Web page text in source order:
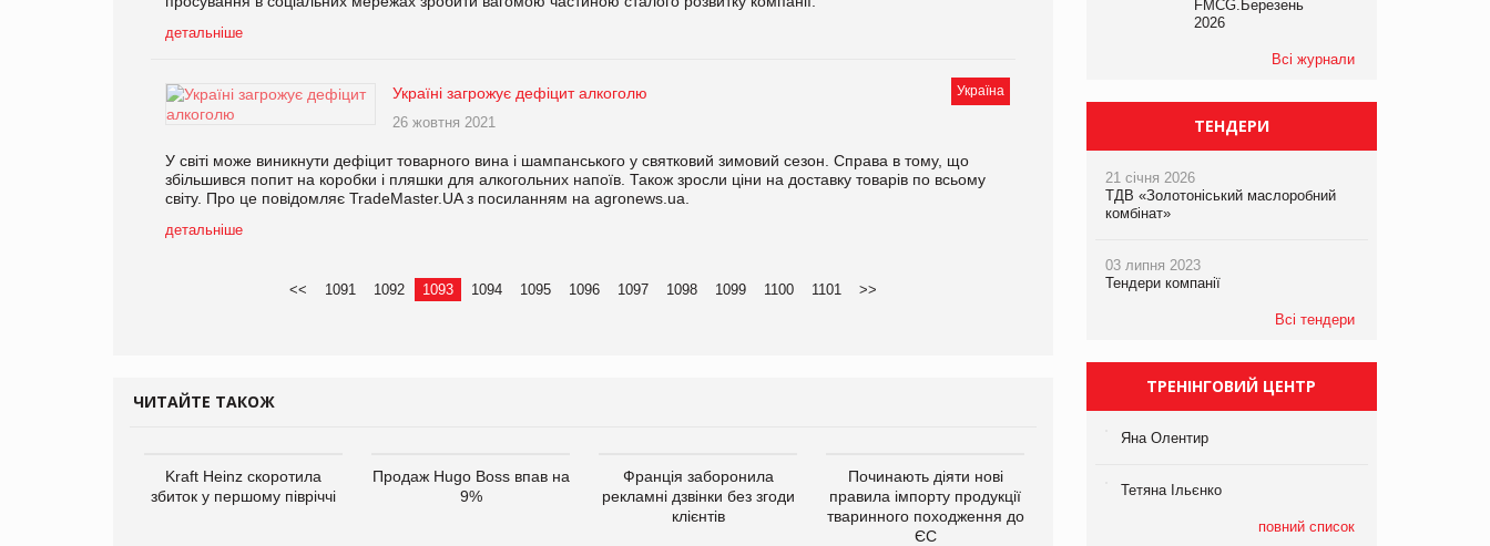
детальніше
Україна
Україні загрожує дефіцит алкоголю
26 жовтня 2021
У світі може виникнути дефіцит товарного вина і шампанського у святковий зимовий сезон. Справа в тому, що
збільшився попит на коробки і пляшки для алкогольних напоїв. Також зросли ціни на доставку товарів по всьому
світу. Про це повідомляє TradeMaster.UA з посиланням на agronews.ua.
детальніше
<< 1091 1092 1093 1094 1095 1096 1097 1098 1099 1100 1101 >>
ЧИТАЙТЕ ТАКОЖ
Kraft Heinz скоротила
збиток у першому півріччі
Продаж Hugo Boss впав на
9%
Франція заборонила
рекламні дзвінки без згоди
клієнтів
Починають діяти нові
правила імпорту продукції
тваринного походження до
ЄС
продуктами птахівництва
FMCG.Березень
2026
Всі журнали
ТЕНДЕРИ
21 січня 2026
ТДВ «Золотоніський маслоробний
комбінат»
03 липня 2023
Тендери компанії
Всі тендери
ТРЕНІНГОВИЙ ЦЕНТР
Яна Олентир
Тетяна Ільєнко
повний список